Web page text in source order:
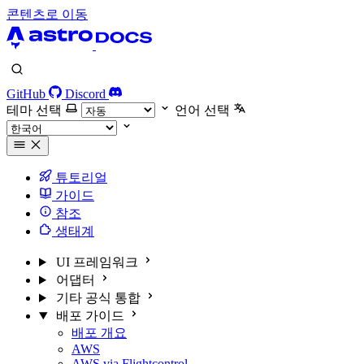
콘텐츠로 이동
GitHub
Discord
테마 선택
언어 선택
튜토리얼
가이드
참조
생태계
UI 프레임워크
어댑터
기타 공식 통합
배포 가이드
배포 개요
AWS